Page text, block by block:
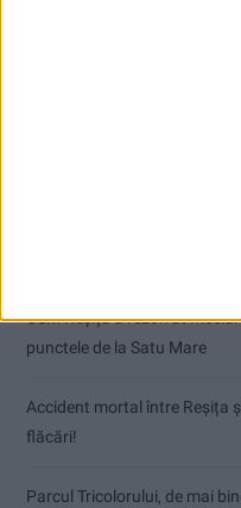
CSM Reșița a rezolvat
punctele de la Satu Mare
Accident mortal între Reșița
flăcări!
Parcul Tricolorului, de mai